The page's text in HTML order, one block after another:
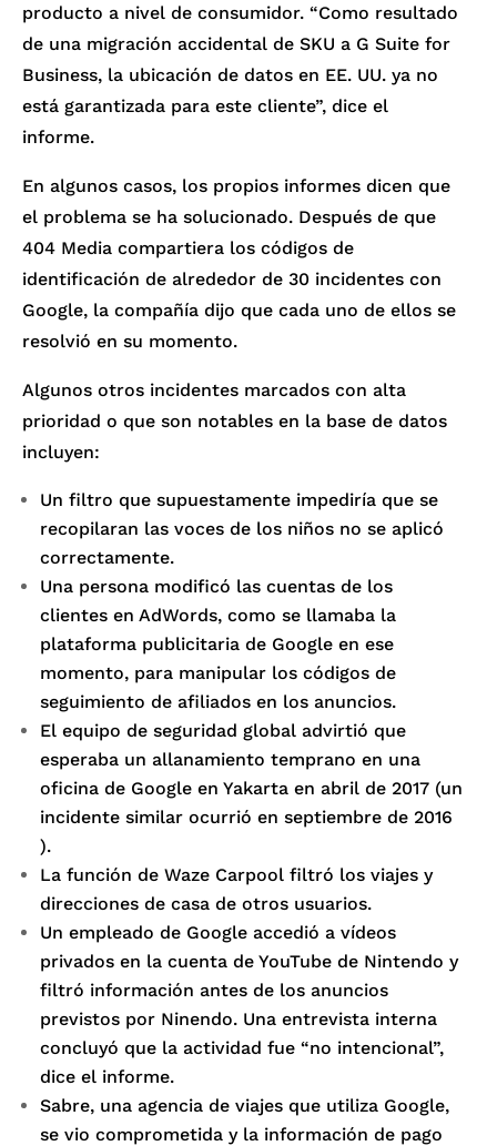
producto a nivel de consumidor. “Como resultado
de una migración accidental de SKU a G Suite for
Business, la ubicación de datos en EE. UU. ya no
está garantizada para este cliente”, dice el
informe.
En algunos casos, los propios informes dicen que
el problema se ha solucionado. Después de que
404 Media compartiera los códigos de
identificación de alrededor de 30 incidentes con
Google, la compañía dijo que cada uno de ellos se
resolvió en su momento.
Algunos otros incidentes marcados con alta
prioridad o que son notables en la base de datos
incluyen:
Un filtro que supuestamente impediría que se
recopilaran las voces de los niños no se aplicó
correctamente.
Una persona modificó las cuentas de los
clientes en AdWords, como se llamaba la
plataforma publicitaria de Google en ese
momento, para manipular los códigos de
seguimiento de afiliados en los anuncios.
El equipo de seguridad global advirtió que
esperaba un allanamiento temprano en una
oficina de Google en Yakarta en abril de 2017 (un
incidente similar ocurrió en septiembre de 2016
).
La función de Waze Carpool filtró los viajes y
direcciones de casa de otros usuarios.
Un empleado de Google accedió a vídeos
privados en la cuenta de YouTube de Nintendo y
filtró información antes de los anuncios
previstos por Ninendo. Una entrevista interna
concluyó que la actividad fue “no intencional”,
dice el informe.
Sabre, una agencia de viajes que utiliza Google,
se vio comprometida y la información de pago